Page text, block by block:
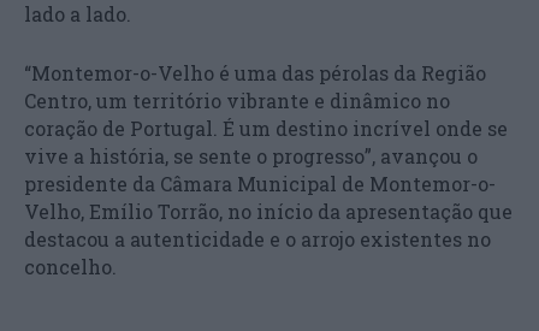
lado a lado.
“Montemor-o-Velho é uma das pérolas da Região
Centro, um território vibrante e dinâmico no
coração de Portugal. É um destino incrível onde se
vive a história, se sente o progresso”, avançou o
presidente da Câmara Municipal de Montemor-o-
Velho, Emílio Torrão, no início da apresentação que
destacou a autenticidade e o arrojo existentes no
concelho.